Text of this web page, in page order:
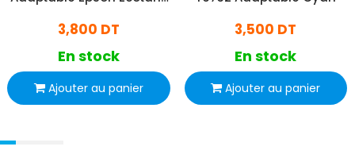
3,800 DT
En stock
Ajouter au panier
3,500 DT
En stock
Ajouter au panier